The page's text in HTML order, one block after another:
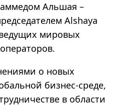
Альшая –
Alshaya
мировых
о новых
бизнес-среде,
в области